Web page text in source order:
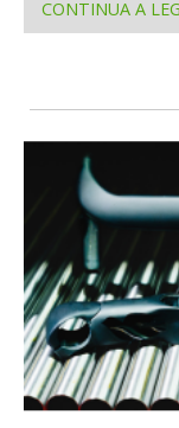
CONTINUA A